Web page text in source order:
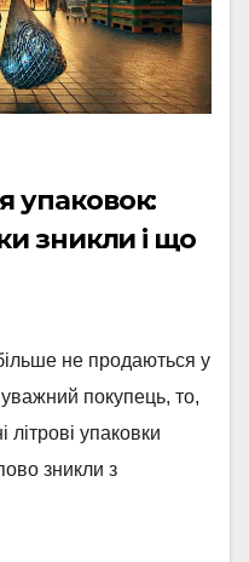
упаковок:
зникли і що
не продаються у
покупець, то,
упаковки
зникли з